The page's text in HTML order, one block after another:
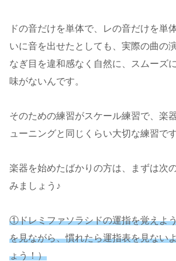
ドの音だけを単体で、レの音だけを単
いに音を出せたとしても、実際の曲の
なぎ目を違和感なく自然に、スムーズ
味がないんです。
そのための練習がスケール練習で、楽
ューニングと同じくらい大切な練習です
楽器を始めたばかりの方は、まずは
みましょう♪
①ドレミファソラシドの運指を覚えよ
を見ながら、慣れたら運指表を見ない
ょう！）